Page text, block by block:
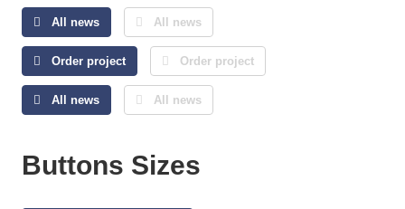
All news All news
Order project Order project
All news All news
Buttons Sizes